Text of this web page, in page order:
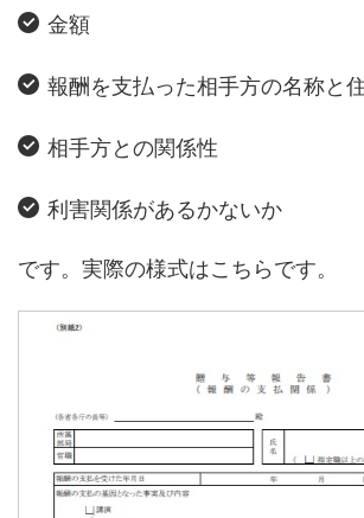
金額
報酬を支払った相手方の名称と
相手方との関係性
利害関係があるかないか
です。実際の様式はこちらです。